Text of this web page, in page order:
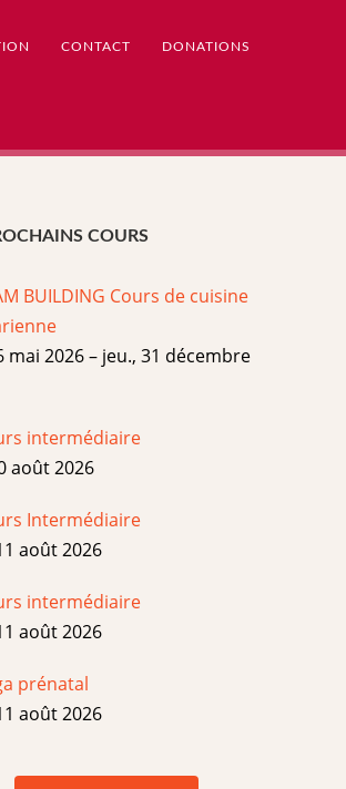
CONTACT DONATIONS
COURS
BUILDING Cours de cuisine
mai 2026 – jeu., 31 décembre
intermédiaire
août 2026
Intermédiaire
août 2026
intermédiaire
août 2026
prénatal
août 2026